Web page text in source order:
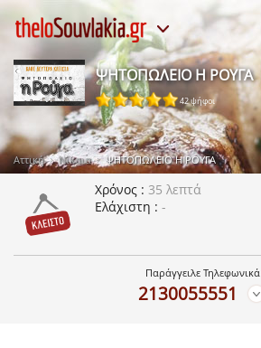
ΨΗΤΟΠΩΛΕΙΟ Η ΡΟΥΓΑ
42 ψήφοι
Αττική Νίκαια ΨΗΤΟΠΩΛΕΙΟ Η ΡΟΥΓΑ
Χρόνος
35 λεπτά
Ελάχιστη
-
Παράγγειλε Τηλεφωνικά
2130055551